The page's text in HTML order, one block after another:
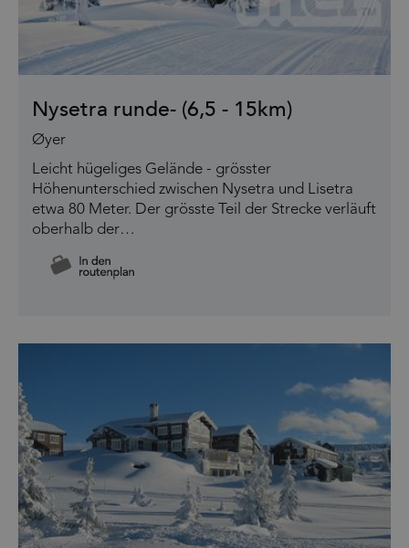
Nysetra runde- (6,5 - 15km)
Øyer
Leicht hügeliges Gelände - grösster
Höhenunterschied zwischen Nysetra und Lisetra
etwa 80 Meter. Der grösste Teil der Strecke verläuft
oberhalb der…